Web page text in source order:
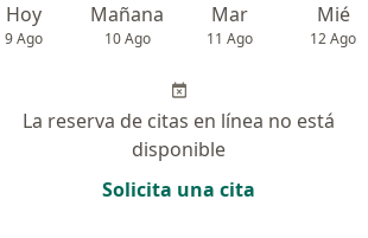
Hoy
9 Ago
Mañana
10 Ago
Mar
11 Ago
Mié
12 Ago
La reserva de citas en línea no está
disponible
Solicita una cita